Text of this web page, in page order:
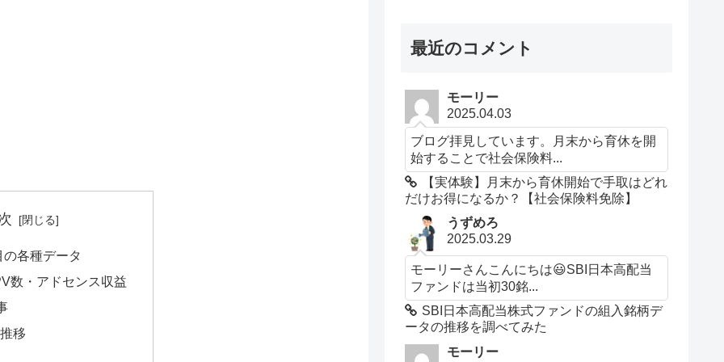
各種データ
数・アドセンス収益
移
最近のコメント
モーリー
2025.04.03
ブログ拝見しています。月末から育休を開
始することで社会保険料...
【実体験】月末から育休開始で手取はどれ
だけお得になるか？【社会保険料免除】
うずめろ
2025.03.29
モーリーさんこんにちは😃SBI日本高配当
ファンドは当初30銘...
SBI日本高配当株式ファンドの組入銘柄デ
ータの推移を調べてみた
モーリー